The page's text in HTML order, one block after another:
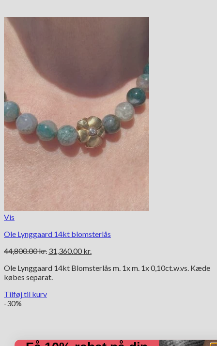
Vis
Ole Lynggaard 14kt blomsterlås
44,800.00kr. Den
pris
var:
31,360.00 kr.
pris
Ole Lynggaard 14kt Blomsterlås m. 1x m. 1x 0,10ct.w.vs. Kæde
købes separat.
Tilføj til kurv
-30%